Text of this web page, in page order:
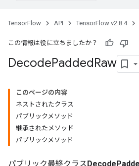
TensorFlow API TensorFlow v2.8.4
この情報は役に立ちましたか？
DecodePaddedRaw
このページの内容
ネストされたクラス
パブリックメソッド
継承されたメソッド
パブリックメソッド
パブリック最終クラス